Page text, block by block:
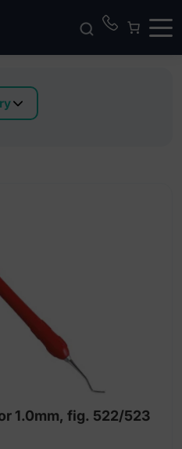
1.0mm, fig. 522/523